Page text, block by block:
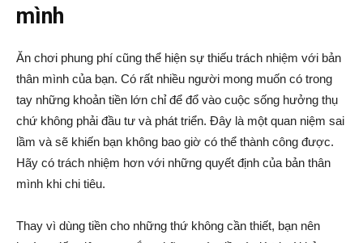
mình
Ăn chơi phung phí cũng thể hiện sự thiếu trách nhiệm với bản
thân mình của bạn. Có rất nhiều người mong muốn có trong
tay những khoản tiền lớn chỉ để đổ vào cuộc sống hưởng thụ
chứ không phải đầu tư và phát triển. Đây là một quan niệm sai
lầm và sẽ khiến bạn không bao giờ có thể thành công được.
Hãy có trách nhiệm hơn với những quyết định của bản thân
mình khi chi tiêu.
Thay vì dùng tiền cho những thứ không cần thiết, bạn nên